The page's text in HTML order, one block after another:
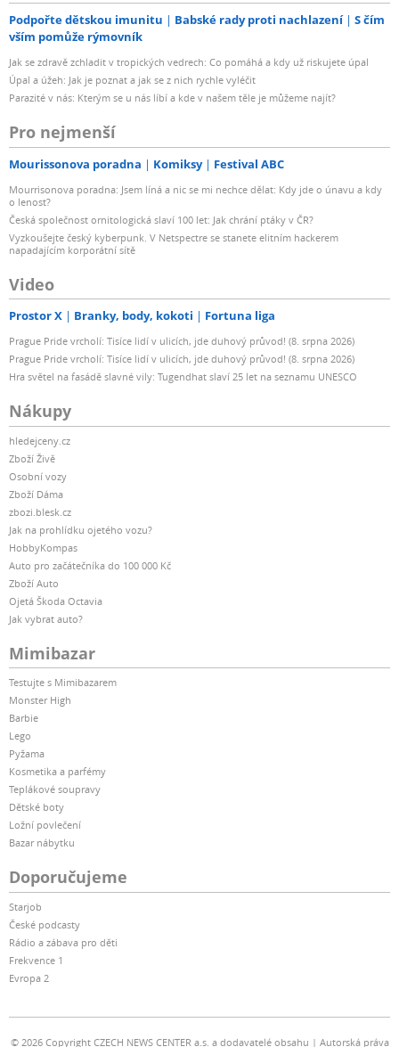
Podpořte dětskou imunitu Babské rady proti nachlazení
S čím
vším pomůže rýmovník
Jak se zdravě zchladit v tropických vedrech: Co pomáhá a kdy už riskujete úpal
Úpal a úžeh: Jak je poznat a jak se z nich rychle vyléčit
Parazité v nás: Kterým se u nás líbí a kde v našem těle je můžeme najít?
Pro nejmenší
Mourissonova poradna Komiksy Festival ABC
Mourrisonova poradna: Jsem líná a nic se mi nechce dělat: Kdy jde o únavu a kdy
o lenost?
Česká společnost ornitologická slaví 100 let: Jak chrání ptáky v ČR?
Vyzkoušejte český kyberpunk. V Netspectre se stanete elitním hackerem
napadajícím korporátní sítě
Video
Prostor X Branky, body, kokoti Fortuna liga
Prague Pride vrcholí: Tisíce lidí v ulicích, jde duhový průvod! (8. srpna 2026)
Prague Pride vrcholí: Tisíce lidí v ulicích, jde duhový průvod! (8. srpna 2026)
Hra světel na fasádě slavné vily: Tugendhat slaví 25 let na seznamu UNESCO
Nákupy
hledejceny.cz
Zboží Živě
Osobní vozy
Zboží Dáma
zbozi.blesk.cz
Jak na prohlídku ojetého vozu?
HobbyKompas
Auto pro začátečníka do 100 000 Kč
Zboží Auto
Ojetá Škoda Octavia
Jak vybrat auto?
Mimibazar
Testujte s Mimibazarem
Monster High
Barbie
Lego
Pyžama
Kosmetika a parfémy
Teplákové soupravy
Dětské boty
Ložní povlečení
Bazar nábytku
Doporučujeme
Starjob
České podcasty
Rádio a zábava pro děti
Frekvence 1
Evropa 2
© 2026 Copyright CZECH NEWS CENTER a.s. a dodavatelé obsahu Autorská práva